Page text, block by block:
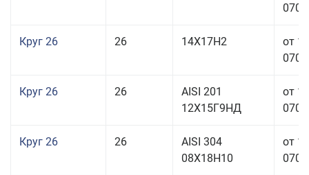
Круг 26 26 14Х17Н2
от
Круг 26 26
AISI 201
12Х15Г9НД
от
Круг 26 26
AISI 304
08Х18Н10
от